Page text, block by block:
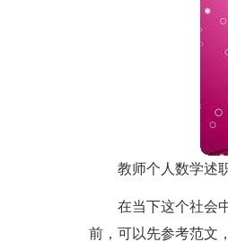
教师个人数学述
在当下这个社会
前，可以先参考范文